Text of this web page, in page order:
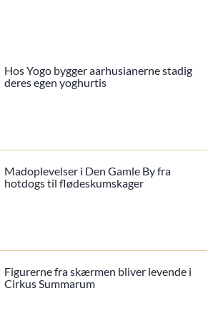
Hos Yogo bygger aarhusianerne stadig
deres egen yoghurtis
Madoplevelser i Den Gamle By fra
hotdogs til flødeskumskager
Figurerne fra skærmen bliver levende i
Cirkus Summarum